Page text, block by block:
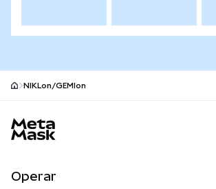
NIKLon/GEMIon
Operar